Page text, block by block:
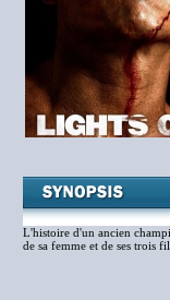
L'histoire d'un ancien
de sa femme et de ses trois